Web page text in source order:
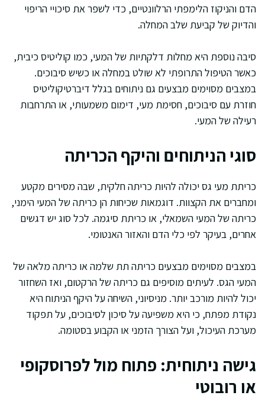
הדם והניקוז הלימפתי הרלוונטיים, כדי לשפר את סיכויי הריפוי
והדיוק של קביעת שלב המחלה.
סיבה נוספת היא מחלות דלקתיות של המעי, כמו קוליטיס כיבית,
כאשר הטיפול התרופתי לא שולט במחלה או כשיש סיבוכים.
במצבים מסוימים מבצעים גם ניתוחים בגלל דיברטיקוליטיס
חוזרת עם סיבוכים, חסימת מעי, דימום משמעותי, או התרחבות
רעילה של המעי.
סוגי הניתוחים והיקף הכריתה
כריתת מעי גס יכולה להיות כריתה חלקית, שבה מסירים מקטע
ומחברים את הקצוות. דוגמאות שכיחות הן כריתה של המעי הימני,
כריתה של המעי השמאלי, או כריתת סיגמה. לכל סוג יש דגשים
אחרים, בעיקר לפי כלי הדם והאזור האנטומי.
במצבים מסוימים מבצעים כריתה תת שלמה או כריתה מלאה של
המעי הגס. לעיתים מוסיפים גם כריתה של הרקטום, ואז השחזור
יכול להיות מורכב יותר. מניסיוני, השיחה על היקף הניתוח היא
נקודת מפתח, כי היא משפיעה על סיכון לסיבוכים, על תפקוד
מערכת העיכול, ועל הצורך הזמני או הקבוע בסטומה.
גישה ניתוחית: פתוח מול לפרוסקופי
או רובוטי